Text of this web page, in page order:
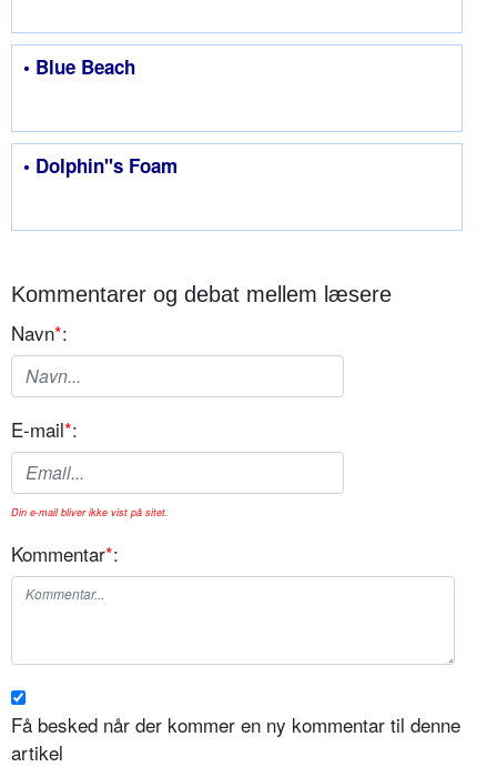
• Blue Beach
• Dolphin''s Foam
Kommentarer og debat mellem læsere
Navn*:
E-mail*:
Din e-mail bliver ikke vist på sitet.
Kommentar*:
Få besked når der kommer en ny kommentar til denne
artikel